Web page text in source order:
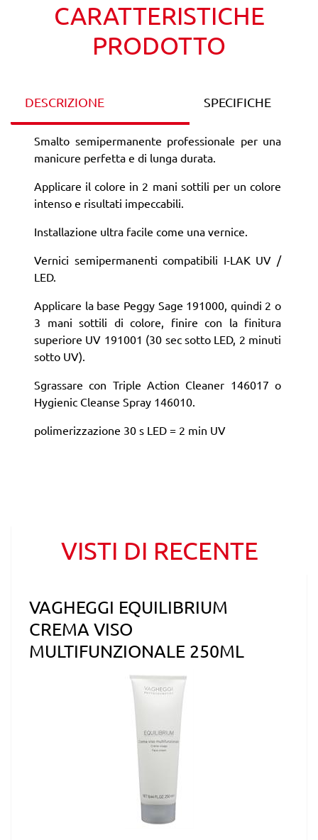
CARATTERISTICHE
PRODOTTO
DESCRIZIONE SPECIFICHE
Smalto semipermanente professionale per una
manicure perfetta e di lunga durata.
Applicare il colore in 2 mani sottili per un colore
intenso e risultati impeccabili.
Installazione ultra facile come una vernice.
Vernici semipermanenti compatibili I-LAK UV /
LED.
Applicare la base Peggy Sage 191000, quindi 2 o
3 mani sottili di colore, finire con la finitura
superiore UV 191001 (30 sec sotto LED, 2 minuti
sotto UV).
Sgrassare con Triple Action Cleaner 146017 o
Hygienic Cleanse Spray 146010.
polimerizzazione 30 s LED = 2 min UV
VISTI DI RECENTE
VAGHEGGI EQUILIBRIUM
CREMA VISO
MULTIFUNZIONALE 250ML